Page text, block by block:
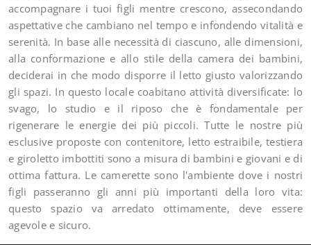
accompagnare i tuoi figli mentre crescono, assecondando
aspettative che cambiano nel tempo e infondendo vitalità e
serenità. In base alle necessità di ciascuno, alle dimensioni,
alla conformazione e allo stile della camera dei bambini,
deciderai in che modo disporre il letto giusto valorizzando
gli spazi. In questo locale coabitano attività diversificate: lo
svago, lo studio e il riposo che è fondamentale per
rigenerare le energie dei più piccoli. Tutte le nostre più
esclusive proposte con contenitore, letto estraibile, testiera
e giroletto imbottiti sono a misura di bambini e giovani e di
ottima fattura. Le camerette sono l'ambiente dove i nostri
figli passeranno gli anni più importanti della loro vita:
questo spazio va arredato ottimamente, deve essere
agevole e sicuro.